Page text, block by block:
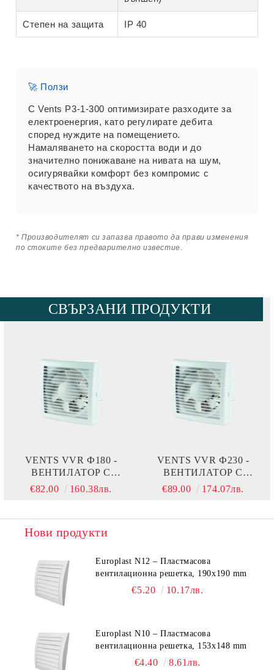
Степен на защита IP 40
🚀 Ползи
С Vents P3-1-300 оптимизирате разходите за
електроенергия, като регулирате дебита
според нуждите на помещението.
Намаляването на скоростта води и до
значително понижаване на нивата на шум,
осигурявайки комфорт без компромис с
качеството на въздуха.
* Производителят си запазва правото да прави изменения
по стоките без предварително известие.
СВЪРЗАНИ ПРОДУКТИ
VENTS VVR Ф180 -
ВЕНТИЛАТОР С
РЕВЕРСИВЕН
СТЕНЕН МОНТАЖ
€82.00 160.38лв.
VENTS VVR Ф230 -
ВЕНТИЛАТОР С
РЕВЕРСИВЕН
СТЕНЕН МОНТАЖ
€89.00 174.07лв.
Нови продукти
Europlast N12 – Пластмасова
вентилационна решетка, 190x190 mm
€5.20 10.17лв.
Europlast N10 – Пластмасова
вентилационна решетка, 153x148 mm
€4.40 8.61лв.